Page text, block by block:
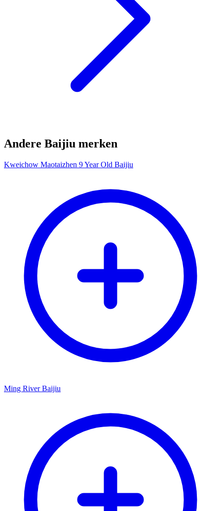
Andere Baijiu merken
Kweichow Maotaizhen 9 Year Old Baijiu
Ming River Baijiu